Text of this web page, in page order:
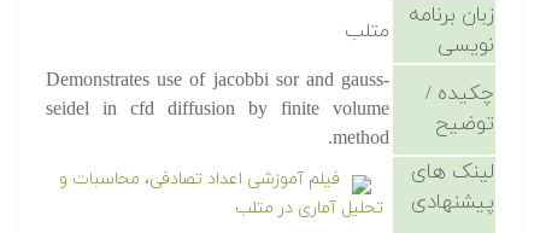
زبان برنامه
نویسی
متلب
چکیده /
توضیح
Demonstrates use of jacobbi sor and gauss-
seidel in cfd diffusion by finite volume
method.
لینک های
پیشنهادی
فیلم آموزشی اعداد تصادفی، محاسبات و
تحلیل آماری در متلب